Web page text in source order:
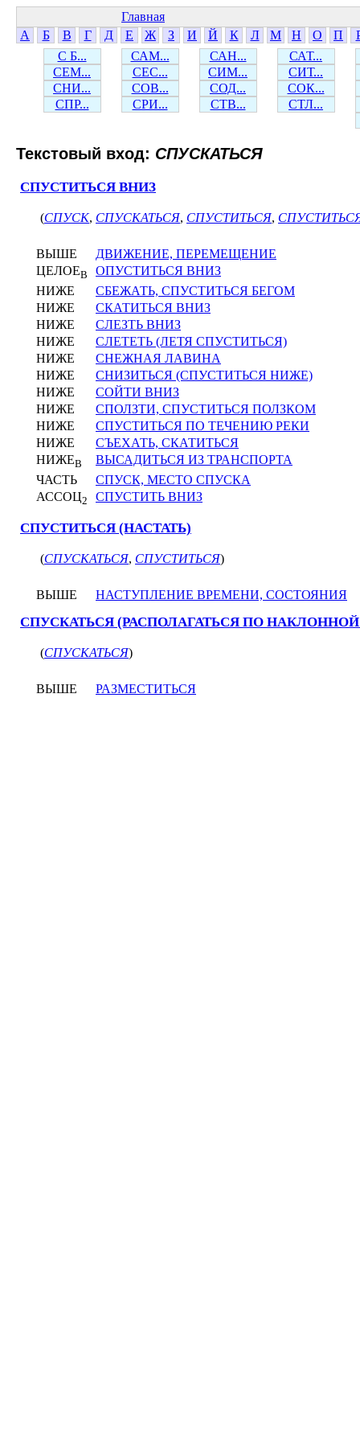
Главная
А
Б В Г Д Е Ж З И Й К Л М Н О П
С Б...
САМ... САН...
САТ...
СЕМ...
СЕС... СИМ...
СИТ...
СНИ...
СОВ... СОД...
СОК...
СПР...
СРИ... СТВ... СТЛ...
Текстовый вход: СПУСКАТЬСЯ
СПУСТИТЬСЯ ВНИЗ
(СПУСК, СПУСКАТЬСЯ, СПУСТИТЬСЯ,
ВЫШЕ
ДВИЖЕНИЕ, ПЕРЕМЕЩЕНИЕ
ЦЕЛОЕВ
ОПУСТИТЬСЯ ВНИЗ
НИЖЕ
СБЕЖАТЬ, СПУСТИТЬСЯ БЕГОМ
НИЖЕ
СКАТИТЬСЯ ВНИЗ
НИЖЕ
СЛЕЗТЬ ВНИЗ
НИЖЕ
СЛЕТЕТЬ (ЛЕТЯ СПУСТИТЬСЯ)
НИЖЕ
СНЕЖНАЯ ЛАВИНА
НИЖЕ
СНИЗИТЬСЯ (СПУСТИТЬСЯ НИЖЕ)
НИЖЕ
СОЙТИ ВНИЗ
НИЖЕ
СПОЛЗТИ, СПУСТИТЬСЯ ПОЛЗКОМ
НИЖЕ
СПУСТИТЬСЯ ПО ТЕЧЕНИЮ РЕКИ
НИЖЕ
СЪЕХАТЬ, СКАТИТЬСЯ
НИЖЕВ
ВЫСАДИТЬСЯ ИЗ ТРАНСПОРТА
ЧАСТЬ
СПУСК, МЕСТО СПУСКА
АССОЦ2 СПУСТИТЬ ВНИЗ
СПУСТИТЬСЯ (НАСТАТЬ)
(СПУСКАТЬСЯ, СПУСТИТЬСЯ)
ВЫШЕ НАСТУПЛЕНИЕ ВРЕМЕНИ, СОСТОЯНИЯ
СПУСКАТЬСЯ (РАСПОЛАГАТЬСЯ ПО
(СПУСКАТЬСЯ)
ВЫШЕ РАЗМЕСТИТЬСЯ